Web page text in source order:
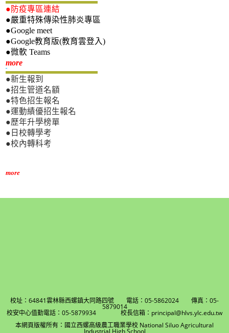
●防疫專區連結
●嚴重特殊傳染性肺炎專區
●Google meet
●Google教育版(教育雲登入)
●微軟 Teams
more新生專區
●新生報到
●招生管道名額
●特色招生報名
●運動績優招生報名
●歷年升學榜單
●日校轉學考
●校內轉科考
more
校址：64841雲林縣西螺鎮大同路四號 電話：05-5862024 傳真：05-
5879014
校安中心值勤電話：05-5879934 校長信箱：principal@hlvs.ylc.edu.tw
本網頁版權所有：國立西螺高級農工職業學校 National Siluo Agricultural
Industrial High School